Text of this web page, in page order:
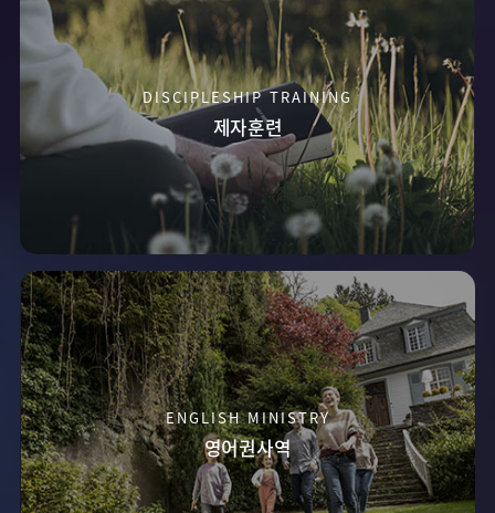
DISCIPLESHIP TRAINING
제자훈련
ENGLISH MINISTRY
영어권사역